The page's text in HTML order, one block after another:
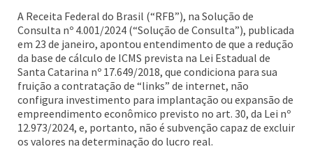
A Receita Federal do Brasil (“RFB”), na Solução de
Consulta nº 4.001/2024 (“Solução de Consulta”), publicada
em 23 de janeiro, apontou entendimento de que a redução
da base de cálculo de ICMS prevista na Lei Estadual de
Santa Catarina nº 17.649/2018, que condiciona para sua
fruição a contratação de “links” de internet, não
configura investimento para implantação ou expansão de
empreendimento econômico previsto no art. 30, da Lei nº
12.973/2024, e, portanto, não é subvenção capaz de excluir
os valores na determinação do lucro real.